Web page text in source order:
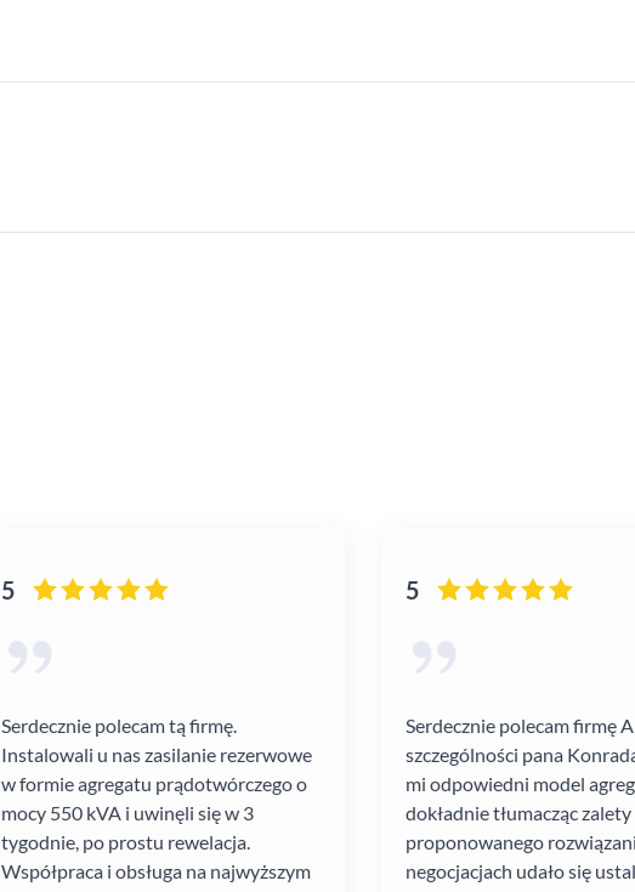
5
Serdecznie polecam tą firmę.
Instalowali u nas zasilanie rezerwowe
w formie agregatu prądotwórczego o
mocy 550 kVA i uwinęli się w 3
tygodnie, po prostu rewelacja.
Współpraca i obsługa na najwyższym
5
Serdecznie polecam firmę
szczególności pana
mi odpowiedni model
dokładnie tłumacząc zalety
proponowanego
negocjacjach udało się